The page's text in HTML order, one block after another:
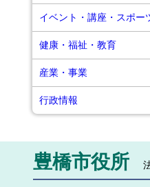
イベント・講座・スポー
健康・福祉・教育
産業・事業
行政情報
豊橋市役所